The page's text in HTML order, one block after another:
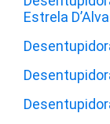
Estrela D’Alva